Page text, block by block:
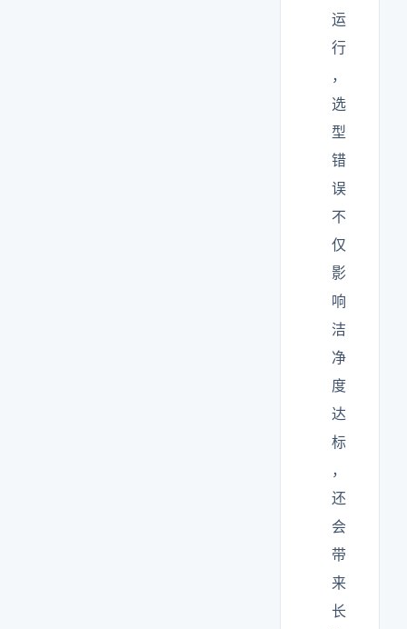
运
行
，
选
型
错
误
不
仅
影
响
洁
净
度
达
标
，
还
会
带
来
长